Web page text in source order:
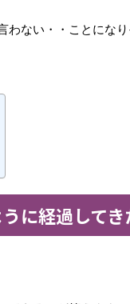
ない・・ことになり
に経過してき